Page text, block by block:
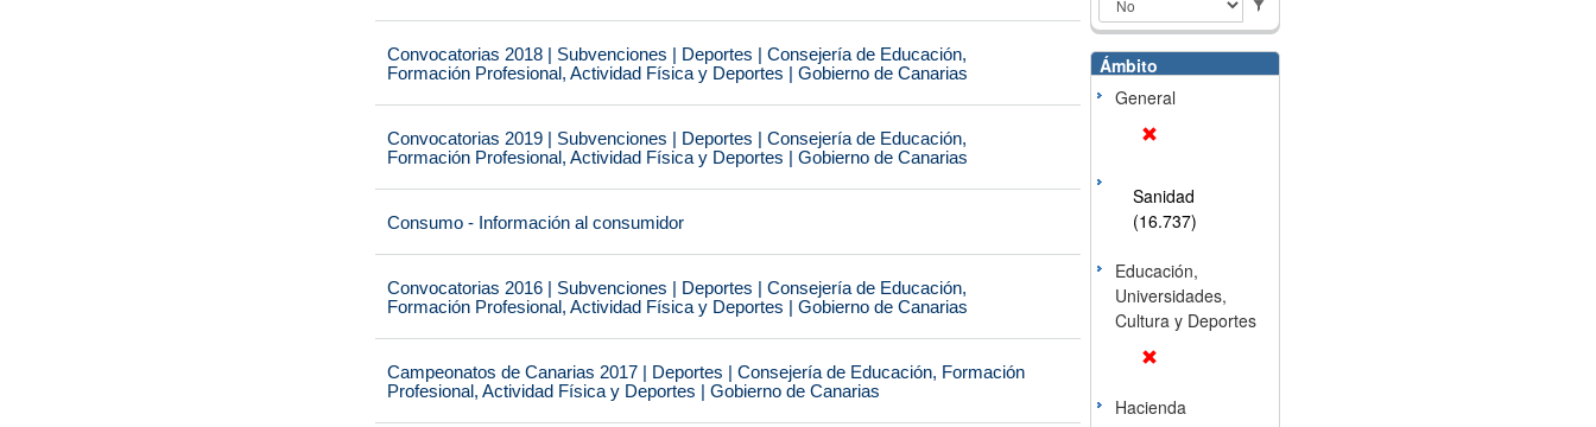
Convocatorias 2018 | Subvenciones | Deportes | Consejería de Educación,
Formación Profesional, Actividad Física y Deportes | Gobierno de Canarias
Convocatorias 2019 | Subvenciones | Deportes | Consejería de Educación,
Formación Profesional, Actividad Física y Deportes | Gobierno de Canarias
Consumo - Información al consumidor
Convocatorias 2016 | Subvenciones | Deportes | Consejería de Educación,
Formación Profesional, Actividad Física y Deportes | Gobierno de Canarias
Campeonatos de Canarias 2017 | Deportes | Consejería de Educación, Formación
Profesional, Actividad Física y Deportes | Gobierno de Canarias
Ámbito
General
Sanidad
(16.737)
Educación,
Universidades,
Cultura y Deportes
Hacienda